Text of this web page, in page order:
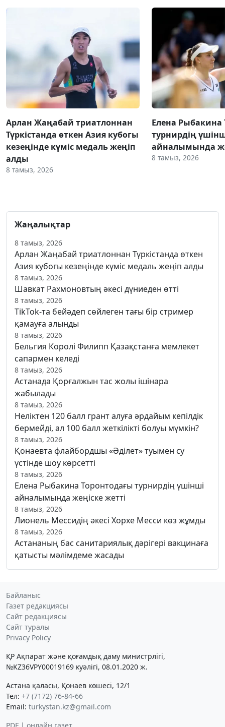
Арлан Жаңабай триатлоннан
Түркістанда өткен Азия кубогы
кезеңінде күміс медаль жеңіп
алды
8 тамыз, 2026
Елена Рыбакина
турнирдің
айналымында
8 тамыз, 2026
Жаңалықтар
8 тамыз, 2026
Арлан Жаңабай триатлоннан Түркістанда өткен
Азия кубогы кезеңінде күміс медаль жеңіп алды
8 тамыз, 2026
Шавкат Рахмоновтың әкесі дүниеден өтті
8 тамыз, 2026
TikTok-та бейәдеп сөйлеген тағы бір стример
қамауға алынды
8 тамыз, 2026
Бельгия Королі Филипп Қазақстанға мемлекет
сапармен келеді
8 тамыз, 2026
Астанада Қорғалжын тас жолы ішінара
жабылады
8 тамыз, 2026
Неліктен 120 балл грант алуға әрдайым кепілдік
бермейді, ал 100 балл жеткілікті болуы мүмкін?
8 тамыз, 2026
Қонаевта флайбордшы «Әділет» туымен су
үстінде шоу көрсетті
8 тамыз, 2026
Елена Рыбакина Торонтодағы турнирдің үшінші
айналымында жеңіске жетті
8 тамыз, 2026
Лионель Мессидің әкесі Хорхе Месси көз жұмды
8 тамыз, 2026
Астананың бас санитариялық дәрігері вакцинаға
қатысты мәлімдеме жасады
Байланыс
Газет редакциясы
Сайт редакциясы
Сайт туралы
Privacy Policy
ҚР Ақпарат және қоғамдық даму министрлігі,
№KZ36VPY00019169 куәлігі, 08.01.2020 ж.
Астана қаласы, Қонаев көшесі, 12/1
Тел: +7 (7172) 76-84-66
Email: turkystan.kz@gmail.com